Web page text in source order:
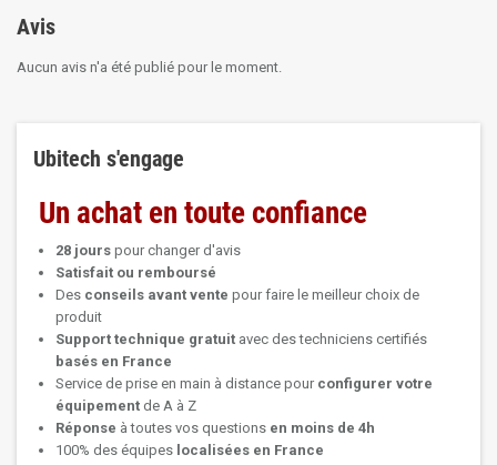
Avis
Aucun avis n'a été publié pour le moment.
Ubitech s'engage
Un achat en toute confiance
28 jours pour changer d'avis
Satisfait ou remboursé
Des conseils avant vente pour faire le meilleur choix de
produit
Support technique gratuit avec des techniciens certifiés
basés en France
Service de prise en main à distance pour configurer votre
équipement de A à Z
Réponse à toutes vos questions en moins de 4h
100% des équipes localisées en France